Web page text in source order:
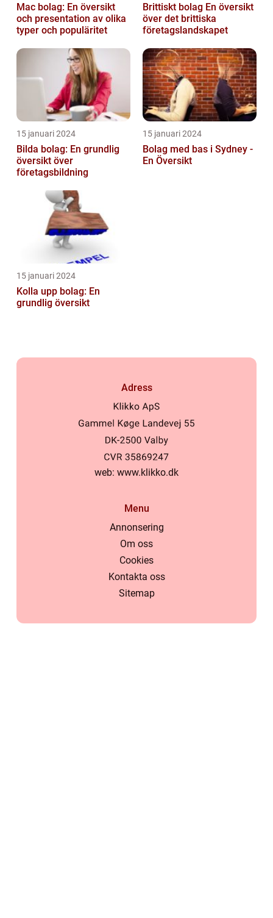
Mac bolag: En översikt
och presentation av olika
typer och populäritet
Brittiskt bolag En översikt
över det brittiska
företagslandskapet
15 januari 2024
Bilda bolag: En grundlig
översikt över
företagsbildning
15 januari 2024
Bolag med bas i Sydney -
En Översikt
15 januari 2024
Kolla upp bolag: En
grundlig översikt
Adress
web: www.klikko.dk
Menu
Annonsering
Om oss
Cookies
Kontakta oss
Sitemap